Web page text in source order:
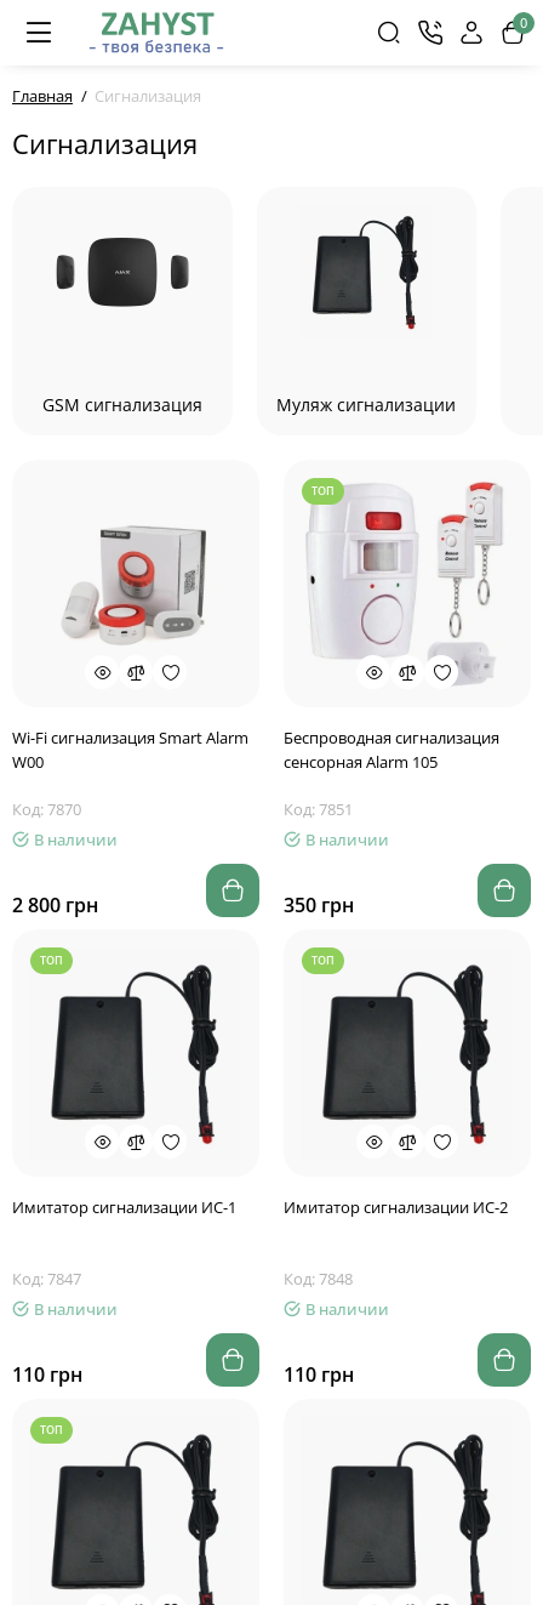
0
Главная Сигнализация
Сигнализация
GSM сигнализация Муляж сигнализации
Wi-Fi сигнализация Smart Alarm
W00
Код: 7870
В наличии
2 800 грн
ТОП
Беспроводная сигнализация
сенсорная Alarm 105
Код: 7851
В наличии
350 грн
ТОП
Имитатор сигнализации ИС-1
Код: 7847
В наличии
110 грн
ТОП
Имитатор сигнализации ИС-2
Код: 7848
В наличии
110 грн
ТОП